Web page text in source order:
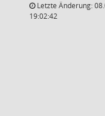
Letzte Änderung:
19:02:42